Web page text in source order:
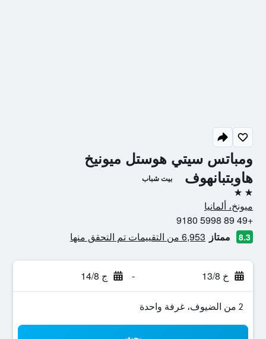
ومباتس سيتي هوستل ميونيخ
هاوبتبانهوف
بيت شباب
2 نجمتين
ميونخ، ألمانيا
+49 89 5998 9180
8.3 ممتاز 6,953 من التقييمات تم التحقق منها
خ 13/8 - ج 14/8
2 من الضيوف، غرفة واحدة